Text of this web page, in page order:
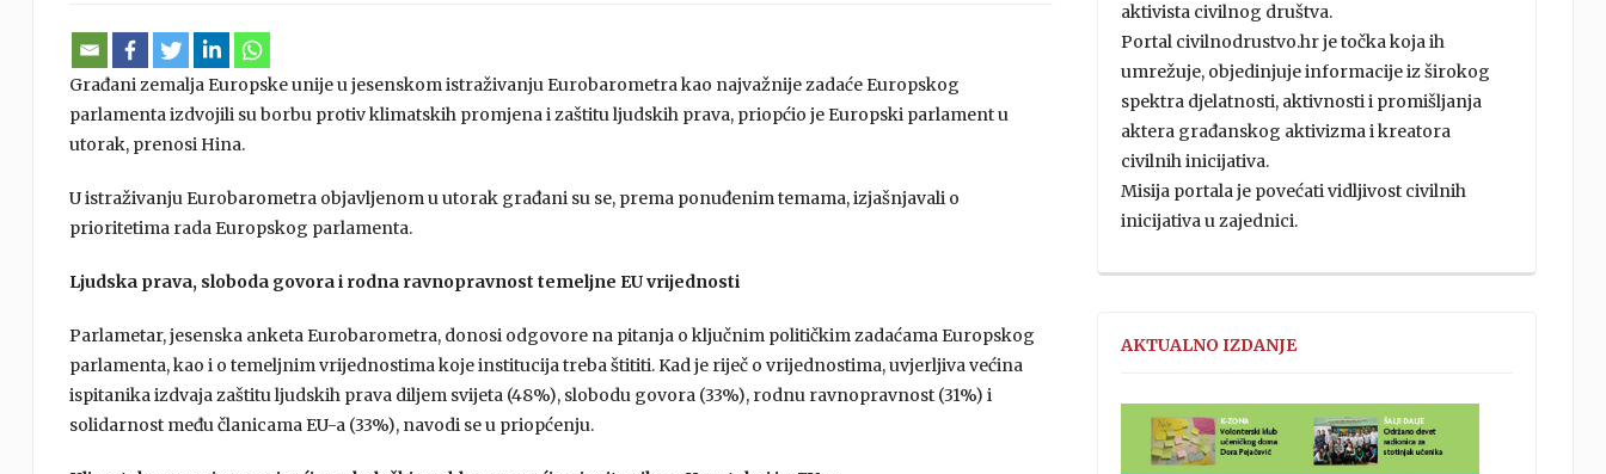
Građani zemalja Europske unije u jesenskom istraživanju Eurobarometra kao najvažnije zadaće Europskog
parlamenta izdvojili su borbu protiv klimatskih promjena i zaštitu ljudskih prava, priopćio je Europski parlament u
utorak, prenosi Hina.
U istraživanju Eurobarometra objavljenom u utorak građani su se, prema ponuđenim temama, izjašnjavali o
prioritetima rada Europskog parlamenta.
Ljudska prava, sloboda govora i rodna ravnopravnost temeljne EU vrijednosti
Parlametar, jesenska anketa Eurobarometra, donosi odgovore na pitanja o ključnim političkim zadaćama Europskog
parlamenta, kao i o temeljnim vrijednostima koje institucija treba štititi. Kad je riječ o vrijednostima, uvjerljiva većina
ispitanika izdvaja zaštitu ljudskih prava diljem svijeta (48%), slobodu govora (33%), rodnu ravnopravnost (31%) i
solidarnost među članicama EU-a (33%), navodi se u priopćenju.
aktivista civilnog društva.
Portal civilnodrustvo.hr je točka koja ih
umrežuje, objedinjuje informacije iz širokog
spektra djelatnosti, aktivnosti i promišljanja
aktera građanskog aktivizma i kreatora
civilnih inicijativa.
Misija portala je povećati vidljivost civilnih
inicijativa u zajednici.
AKTUALNO IZDANJE